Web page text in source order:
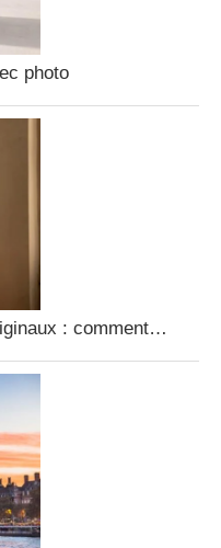
photo
: comment…